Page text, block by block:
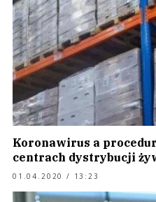
Koronawirus a
centrach dystrybucji
01.04.2020 / 13:23